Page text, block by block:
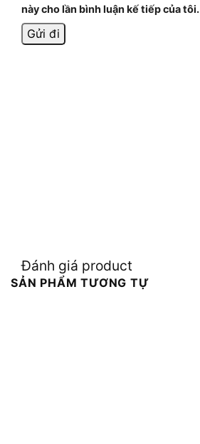
này cho lần bình luận kế tiếp của tôi.
Đánh giá product
SẢN PHẨM TƯƠNG TỰ